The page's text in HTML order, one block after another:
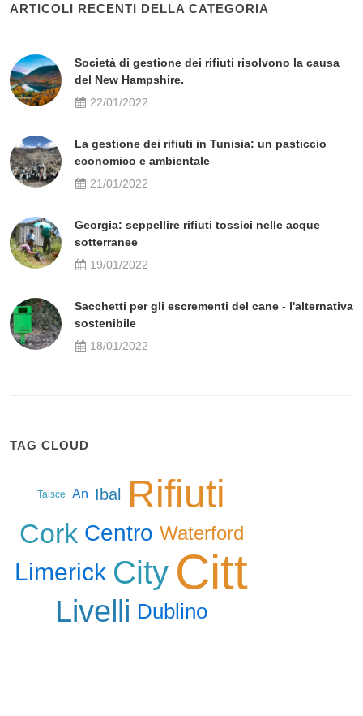
ARTICOLI RECENTI DELLA CATEGORIA
Società di gestione dei rifiuti risolvono la causa
del New Hampshire.
22/01/2022
La gestione dei rifiuti in Tunisia: un pasticcio
economico e ambientale
21/01/2022
Georgia: seppellire rifiuti tossici nelle acque
sotterranee
19/01/2022
Sacchetti per gli escrementi del cane - l'alternativa
sostenibile
18/01/2022
TAG CLOUD
Taisce An Ibal Rifiuti
Cork Centro Waterford
Limerick City Citt
Livelli Dublino